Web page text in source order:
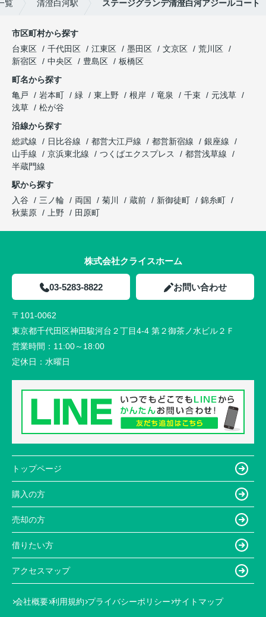
覧 清澄白河駅 ステージグランデ清澄白河アジールコート
市区町村から探す
台東区
千代田区 江東区 墨田区 文京区
荒川区
新宿区
中央区 豊島区
板橋区
町名から探す
亀戸
岩本町 緑 東上野 根岸 竜泉 千束
元浅草
浅草
松が谷
沿線から探す
総武線
日比谷線 都営大江戸線 都営新宿線
銀座線
山手線
京浜東北線 つくばエクスプレス
都営浅草線
半蔵門線
駅から探す
入谷
三ノ輪 両国 菊川 蔵前 新御徒町
錦糸町
秋葉原
上野 田原町
株式会社クライスホーム
03-5283-8822 お問い合わせ
〒101-0062
東京都千代田区神田駿河台２丁目4-4 第２御茶ノ水ビル２Ｆ
営業時間： 11:00～18:00
定休日： 水曜日
トップページ
購入の方
売却の方
借りたい方
アクセスマップ
会社概要 利用規約 プライバシーポリシー サイトマップ